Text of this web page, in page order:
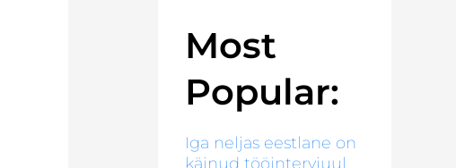
Most
Popular:
Iga neljas eestlane on
käinud tööintervjuul